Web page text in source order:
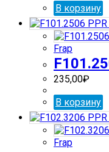
В корзину
Frap
235,00₽
В корзину
Frap